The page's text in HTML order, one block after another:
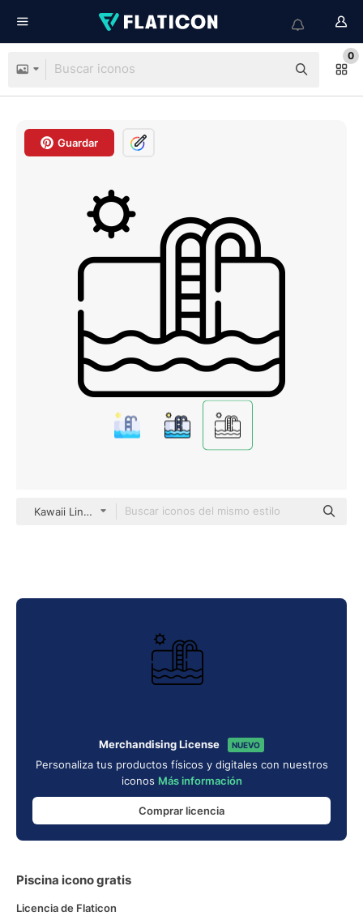
0
Guardar
Kawaii Lineal
Merchandising License NUEVO
Personaliza tus productos físicos y digitales con nuestros
iconos Más información
Comprar licencia
Piscina icono gratis
Licencia de Flaticon